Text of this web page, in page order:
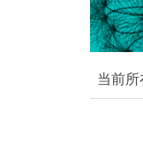
当前所